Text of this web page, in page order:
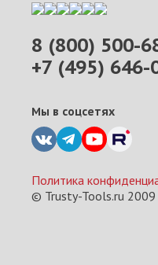
8 (800) 500-
+7 (495) 646-
Мы в соцсетях
Политика
© Trusty-Tools.ru 2009